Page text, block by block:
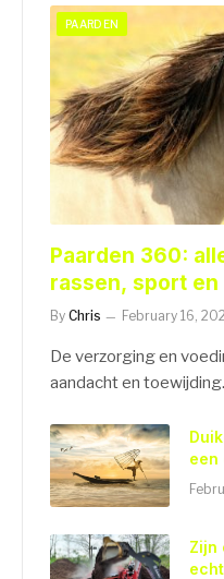
PAARDEN
Paarden 360:
rassen, sport
By Chris February 16,
De verzorging en
aandacht en
een
Zijn